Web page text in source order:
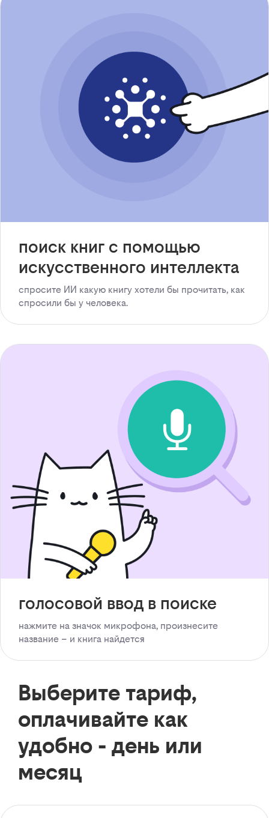
поиск книг с помощью
искусственного интеллекта
спросите ИИ какую книгу хотели бы прочитать, как
спросили бы у человека.
голосовой ввод в поиске
нажмите на значок микрофона, произнесите
название – и книга найдется
Выберите тариф,
оплачивайте как
удобно - день или
месяц